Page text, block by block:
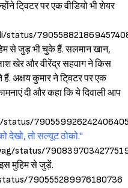
टि्वटर पर एक वीडियो भी शेयर
status/
से जुड़ भी चुके हैं. सलमान खान,
खेर और वीरेंद्र सहवाग ने किस
अक्षय कुमार ने टि्वटर पर एक
दी और कहा कि ये दिवाली आप
देखो, तो सल्यूट ठोको.''
status/
मुहिम से जुड़ें.
790555289976180736